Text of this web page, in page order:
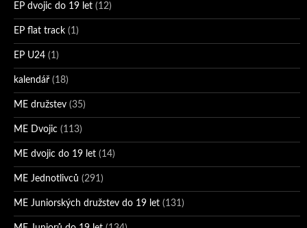
EP dvojic do 19 let (12)
EP flat track (1)
EP U24 (1)
kalendář (18)
ME družstev (35)
ME Dvojic (113)
ME dvojic do 19 let (14)
ME Jednotlivců (291)
ME Juniorských družstev do 19 let (131)